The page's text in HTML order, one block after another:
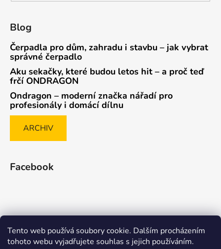
Tento web používá soubory cookie. Dalším procházením
tohoto webu vyjadřujete souhlas s jejich používáním.
Blog
Čerpadla pro dům, zahradu i stavbu – jak vybrat
správné čerpadlo
Aku sekačky, které budou letos hit – a proč teď
frčí ONDRAGON
Ondragon – moderní značka nářadí pro
profesionály i domácí dílnu
ARCHIV
Facebook
Způsob ověřování recenzí